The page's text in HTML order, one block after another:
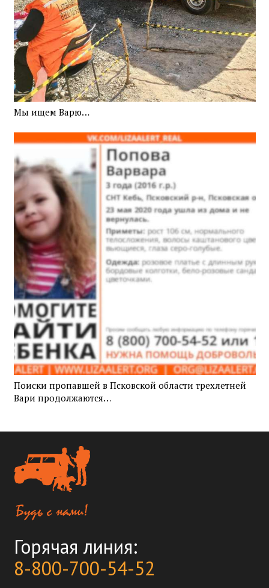
Мы ищем Варю…
Поиски пропавшей в Псковской области трехлетней
Вари продолжаются…
Горячая линия:
8-800-700-54-52